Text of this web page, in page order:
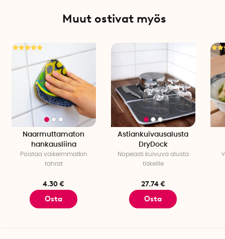
Muut ostivat myös
Naarmuttamaton
hankausliina
Poistaa vaikeimmatkin
tahrat
4.30 €
Osta
Astiankuivausalusta
DryDock
Nopeasti kuivuva alusta
tiskeille
27.74 €
Osta